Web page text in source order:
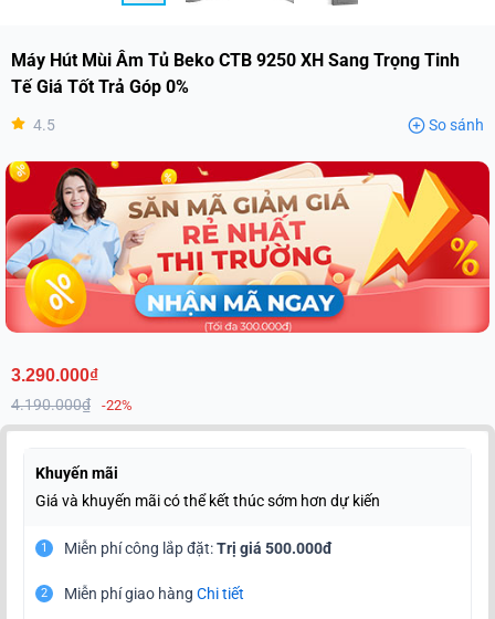
Máy Hút Mùi Âm Tủ Beko CTB 9250 XH Sang Trọng Tinh
Tế Giá Tốt Trả Góp 0%
4.5 So sánh
3.290.000₫
4.190.000₫ -22%
Khuyến mãi
Giá và khuyến mãi có thể kết thúc sớm hơn dự kiến
1 Miễn phí công lắp đặt:Trị giá 500.000đ
2 Miễn phí giao hàng Chi tiết